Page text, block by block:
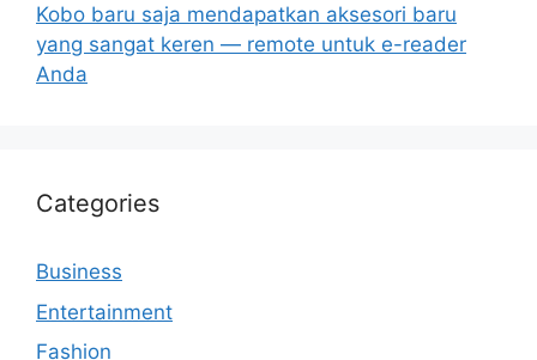
Kobo baru saja mendapatkan aksesori baru
yang sangat keren — remote untuk e-reader
Anda
Categories
Business
Entertainment
Fashion